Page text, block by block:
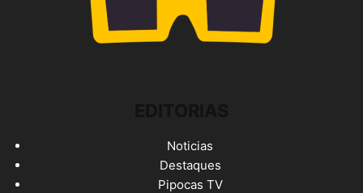
Noticias
Destaques
Pipocas TV